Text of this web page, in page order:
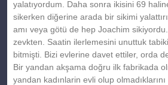
yalatıyordum. Daha sonra ikisini 69
sikerken diğerine arada bir sikimi
amı veya götü de hep Joachim sikiyordu.
zevkten. Saatin ilerlemesini unuttuk
bitmişti. Bizi evlerine davet ettiler, orda
Bir yandan akşama doğru ilk fabrikada
yandan kadınlarin evli olup